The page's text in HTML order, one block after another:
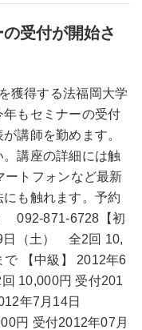
受付が開始さ
獲得する法福岡大学
もセミナーの受付
講師を勤めます。
講座の詳細には触
ートフォンなど最新
も触れます。予約
092-871-6728【初
日（土） 全2回 10,
【中級】 2012年6
10,000円 受付201
年7月14日
円 受付2012年07月